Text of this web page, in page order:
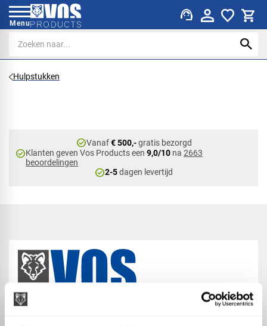
Menu support_agent
Hulpstukken
check_circleVanaf€ 500,-gratis bezorgd
check_circleKlanten geven Vos Products een9,0/10 na2663
beoordelingen
check_circle2-5dagen levertijd